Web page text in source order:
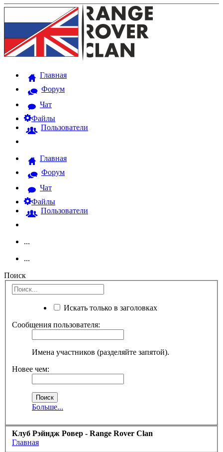
Главная
Форум
Чат
Файлы
Пользователи
Главная
Форум
Чат
Файлы
Пользователи
...
...
Поиск
Искать только в заголовках
Сообщения пользователя:
Имена участников (разделяйте запятой).
Новее чем:
Больше...
Клуб Рэйндж Ровер - Range Rover Clan
Главная